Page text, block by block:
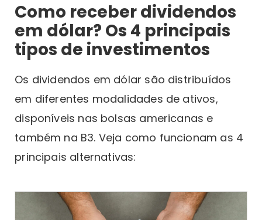
Como receber dividendos
em dólar? Os 4 principais
tipos de investimentos
Os dividendos em dólar são distribuídos
em diferentes modalidades de ativos,
disponíveis nas bolsas americanas e
também na B3. Veja como funcionam as 4
principais alternativas: